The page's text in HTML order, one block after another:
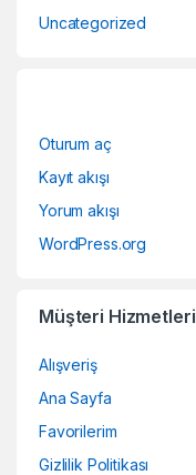
Uncategorized
Oturum aç
Kayıt akışı
Yorum akışı
WordPress.org
Müşteri Hizmetleri
Alışveriş
Ana Sayfa
Favorilerim
Gizlilik Politikası